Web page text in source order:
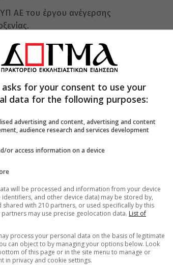
ΑΕ του έργου ανέγερσης
και τρίτη Προγραμματική
η οποία θα αφορά στο έργο
for your consent to use your
data for the following purposes:
advertising and content, advertising and content
audience research and services development
or access information on a device
will be processed and information from your device
identifiers, and other device data) may be stored by,
shared with 210 partners, or used specifically by this
partners may use precise geolocation data. List of
process your personal data on the basis of legitimate
can object to by managing your options below. Look
of this page or in the site menu to manage or
in privacy and cookie settings.